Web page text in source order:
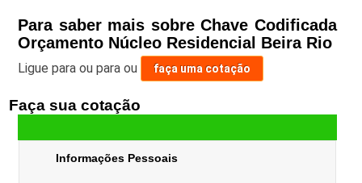
Para saber mais sobre Chave Codificada
Orçamento Núcleo Residencial Beira Rio
Ligue para ou para ou faça uma cotação
Faça sua cotação
Informações Pessoais